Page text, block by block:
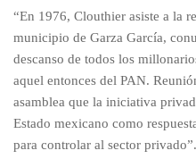
“En 1976, Clouthier asiste a la
municipio de Garza García,
descanso de todos los
aquel entonces del PAN.
asamblea que la iniciativa
Estado mexicano como
para controlar al sector privado”.